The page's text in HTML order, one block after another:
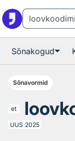
Sõnakogud
Sõnavormid
et
UUS 2025